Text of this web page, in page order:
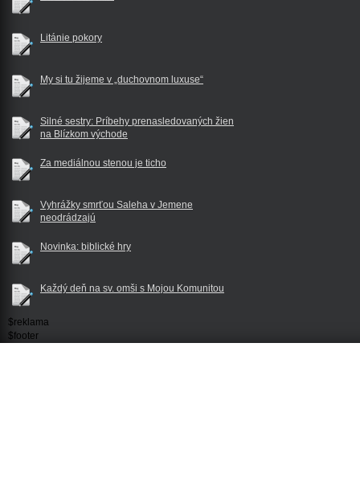
Litánie pokory
My si tu žijeme v „duchovnom luxuse“
Silné sestry: Príbehy prenasledovaných žien
na Blízkom východe
Za mediálnou stenou je ticho
Vyhrážky smrťou Saleha v Jemene
neodrádzajú
Novinka: biblické hry
Každý deň na sv. omši s Mojou Komunitou
$reklama
$footer